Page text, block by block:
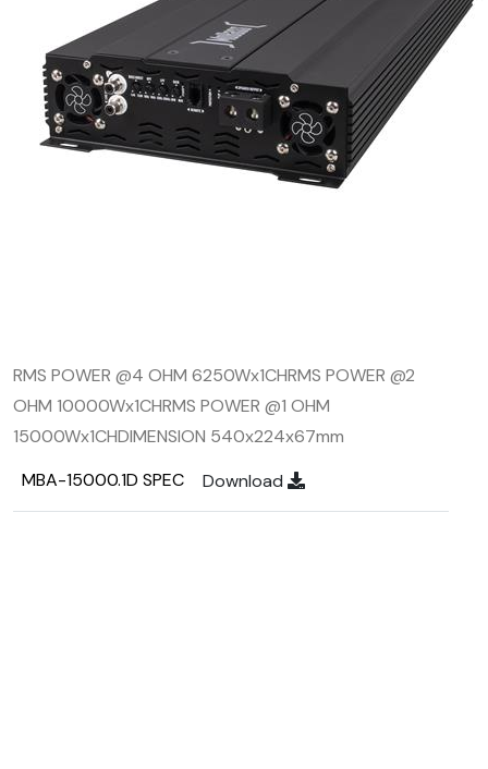
RMS POWER @4 OHM 6250Wx1CHRMS POWER @2
OHM 10000Wx1CHRMS POWER @1 OHM
15000Wx1CHDIMENSION 540x224x67mm
MBA-15000.1D SPEC
Download